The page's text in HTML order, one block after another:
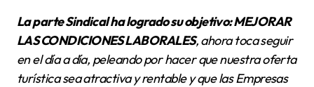
La parte Sindical ha logrado su objetivo: MEJORAR
LAS CONDICIONES LABORALES, ahora toca seguir
en el día a día, peleando por hacer que nuestra oferta
turística sea atractiva y rentable y que las Empresas